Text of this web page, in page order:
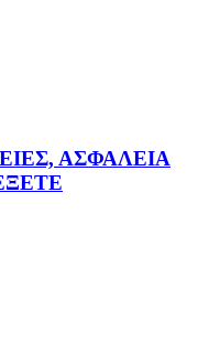
ΑΣΦΑΛΕΙΑ